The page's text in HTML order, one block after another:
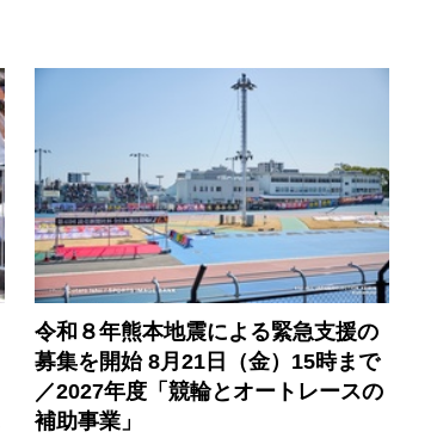
令和８年熊本地震による緊急支援の
募集を開始 8月21日（金）15時まで
／2027年度「競輪とオートレースの
補助事業」